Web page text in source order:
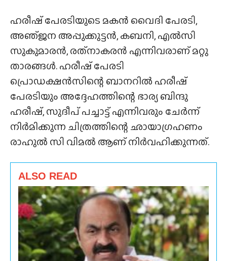
ഹരീഷ്‌ പേരടിയുടെ മകൻ വൈദി പേരടി,
അഞ്‌ജന അപ്പുക്കുട്ടൻ, കബനി, എൽസി
സുകുമാരൻ, രത്‌നാകരൻ എന്നിവരാണ് മറ്റു
താരങ്ങൾ. ഹരീഷ് പേരടി
പ്രൊഡക്ഷൻസിന്റെ ബാനറിൽ ഹരീഷ്
പേരടിയും അദ്ദേഹത്തിന്റെ ഭാര്യ ബിന്ദു
ഹരീഷ്, സുദീപ് പച്ചാട്ട് എന്നിവരും ചേർന്ന്
നിർമിക്കുന്ന ചിത്രത്തിന്റെ ഛായാഗ്രഹണം
രാഹുൽ സി വിമൽ ആണ് നിർവഹിക്കുന്നത്.
ALSO READ